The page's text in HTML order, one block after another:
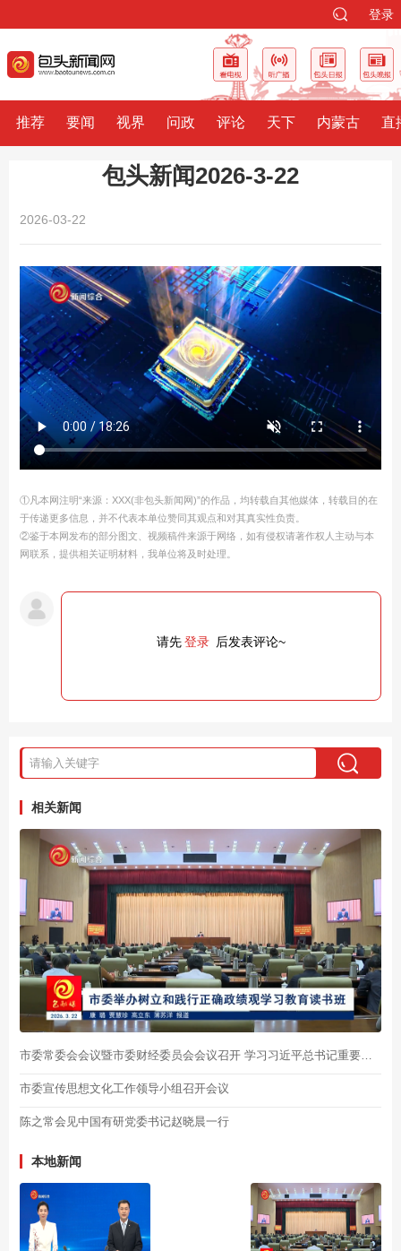
登录
推荐 要闻 视界 问政 评论 天下 内蒙古 直
包头新闻2026-3-22
2026-03-22
①凡本网注明“来源：XXX(非包头新闻网)”的作品，均转载自其他媒体，转载目的在
于传递更多信息，并不代表本单位赞同其观点和对其真实性负责。
②鉴于本网发布的部分图文、视频稿件来源于网络，如有侵权请著作权人主动与本
网联系，提供相关证明材料，我单位将及时处理。
请先登录 后发表评论~
相关新闻
市委常委会会议暨市委财经委员会会议召开 学习习近平总书记重要文章精神 研究部署一季度稳增长 乡村振兴 安全生产等工作 陈之常主持
市委宣传思想文化工作领导小组召开会议
陈之常会见中国有研党委书记赵晓晨一行
本地新闻